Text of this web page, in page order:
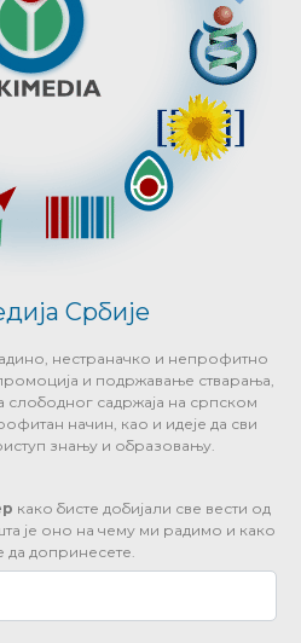
Србије
нестраначко и непрофитно
и подржавање стварања,
садржаја на српском
начин, као и идеје да сви
знању и образовању.
како бисте добијали све вести од
је оно на чему ми радимо и како
да допринесете.